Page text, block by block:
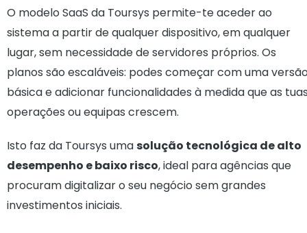
O modelo SaaS da Toursys permite-te aceder ao
sistema a partir de qualquer dispositivo, em qualquer
lugar, sem necessidade de servidores próprios. Os
planos são escaláveis: podes começar com uma
básica e adicionar funcionalidades à medida que as
operações ou equipas crescem.
Isto faz da Toursys umasolução tecnológica de alto
desempenho e baixo risco, ideal para agências que
procuram digitalizar o seu negócio sem grandes
investimentos iniciais.